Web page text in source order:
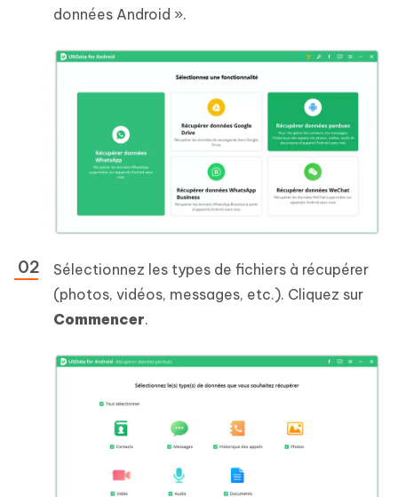
données Android ».
Sélectionnez les types de fichiers à récupérer
(photos, vidéos, messages, etc.). Cliquez sur
Commencer.